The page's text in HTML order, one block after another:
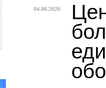
04.06.2026